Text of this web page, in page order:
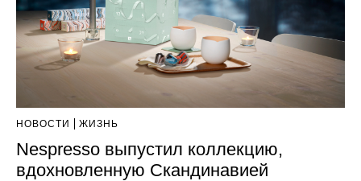
НОВОСТИ ЖИЗНЬ
Nespresso выпустил коллекцию,
вдохновленную Скандинавией